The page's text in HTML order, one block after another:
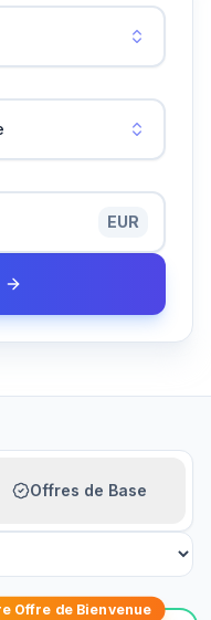
EUR
Offres de Base
Offre de Bienvenue